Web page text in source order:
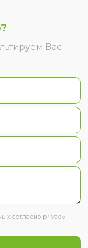
Вас
согласно privacy